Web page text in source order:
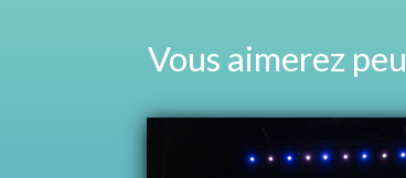
Vous aimerez